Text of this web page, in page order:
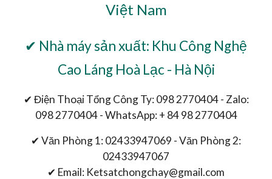
Việt Nam
✔ Nhà máy sản xuất: Khu Công Nghệ
Cao Láng Hoà Lạc - Hà Nội
✔ Điện Thoại Tổng Công Ty: 098 2770404 - Zalo:
098 2770404 - WhatsApp: + 84 98 2770404
✔ Văn Phòng 1: 02433947069 - Văn Phòng 2:
02433947067
✔ Email: Ketsatchongchay@gmail.com